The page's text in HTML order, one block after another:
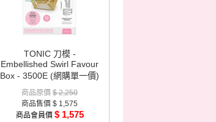
TONIC 刀模 -
Embellished Swirl Favour
Box - 3500E (網購單一價)
商品原價 $ 2,250
商品售價 $ 1,575
商品會員價 $ 1,575